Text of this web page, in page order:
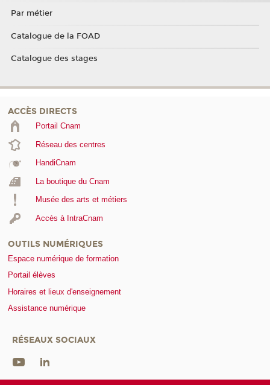
Par métier
Catalogue de la FOAD
Catalogue des stages
ACCÈS DIRECTS
Portail Cnam
Réseau des centres
HandiCnam
La boutique du Cnam
Musée des arts et métiers
Accès à IntraCnam
OUTILS NUMÉRIQUES
Espace numérique de formation
Portail élèves
Horaires et lieux d'enseignement
Assistance numérique
RÉSEAUX SOCIAUX